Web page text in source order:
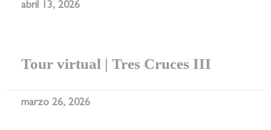
abril 13, 2026
Tour virtual | Tres Cruces III
marzo 26, 2026